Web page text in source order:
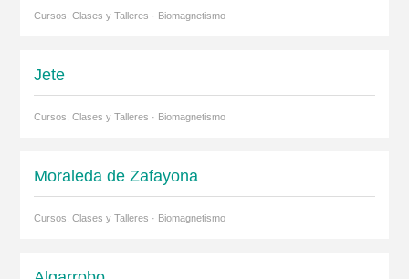
Cursos, Clases y Talleres · Biomagnetismo
Jete
Cursos, Clases y Talleres · Biomagnetismo
Moraleda de Zafayona
Cursos, Clases y Talleres · Biomagnetismo